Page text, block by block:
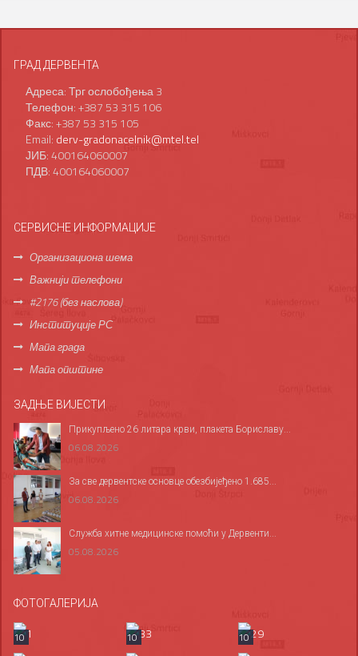
ГРАД ДЕРВЕНТА
Адреса: Трг ослобођења 3
Телефон: +387 53 315 106
Факс: +387 53 315 105
Email: derv-gradonacelnik@mtel.tel
ЈИБ: 400164060007
ПДВ: 400164060007
СЕРВИСНЕ ИНФОРМАЦИЈЕ
Организациона шема
Важнији телефони
#2176 (без наслова)
Институције РС
Мапа града
Мапа општине
ЗАДЊЕ ВИЈЕСТИ
Прикупљено 26 литара крви, плакета Бориславу...
06.08.2026
За све дервентске основце обезбијеђено 1.685...
06.08.2026
Служба хитне медицинске помоћи у Дервенти...
05.08.2026
ФОТОГАЛЕРИЈА
10 10 10